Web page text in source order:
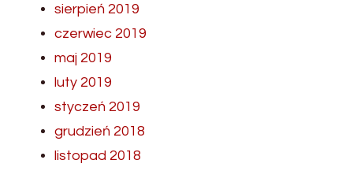
sierpień 2019
czerwiec 2019
maj 2019
luty 2019
styczeń 2019
grudzień 2018
listopad 2018